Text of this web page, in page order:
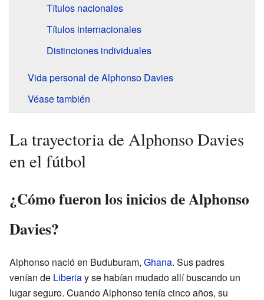
Títulos nacionales
Títulos internacionales
Distinciones individuales
Vida personal de Alphonso Davies
Véase también
La trayectoria de Alphonso Davies
en el fútbol
¿Cómo fueron los inicios de Alphonso
Davies?
Alphonso nació en Buduburam, Ghana. Sus padres
venían de Liberiay se habían mudado allí buscando un
lugar seguro. Cuando Alphonso tenía cinco años, su